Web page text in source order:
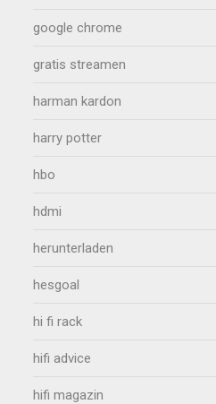
google chrome
gratis streamen
harman kardon
harry potter
hbo
hdmi
herunterladen
hesgoal
hi fi rack
hifi advice
hifi magazin